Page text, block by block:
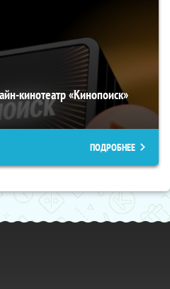
кинотеатр «Кинопоиск»
ПОДРОБНЕЕ